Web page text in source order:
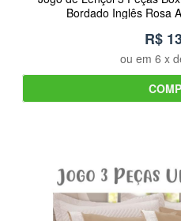
Bordado Inglês Rosa
R$
ou em 6 x